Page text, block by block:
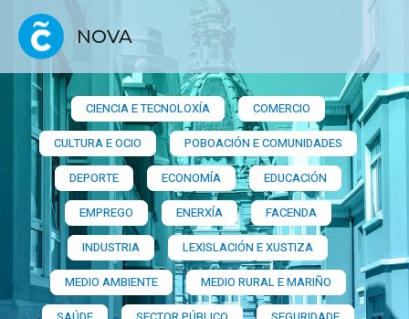
NOVA
CIENCIA E TECNOLOXÍA
COMERCIO
CULTURA E OCIO
POBOACIÓN E COMUNIDADES
DEPORTE
ECONOMÍA
EDUCACIÓN
EMPREGO
ENERXÍA
FACENDA
INDUSTRIA
LEXISLACIÓN E XUSTIZA
MEDIO AMBIENTE
MEDIO RURAL E MARIÑO